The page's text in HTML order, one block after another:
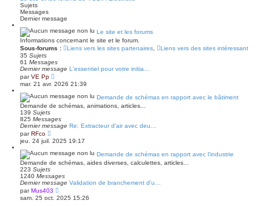
s
a
e
e
n
e
m
e
s
a
g
Sujets
Messages
Dernier message
Le site et les forums
Informations concernant le site et le forum.
Sous-forums :
Liens vers les sites partenaires
Liens vers des sites intéressant
35 Sujets
61 Messages
Dernier message L'essentiel pour votre initia…
parVE Pp
o
i
r
e
e
r
i
r
m
s
s
a
g
e
mar. 21 avr. 2026 21:39
Demande de schémas en rapport avec le bâtiment
Demande de schémas, animations, articles...
139 Sujets
825 Messages
Dernier message Re: Extracteur d'air avec deu…
parRFco
o
r
e
e
r
n
i
jeu. 24 juil. 2025 19:17
Demande de schémas en rapport avec l'industrie
Demande de schémas, aides diverses, calculettes, articles...
223 Sujets
1240 Messages
Dernier message Validation de branchement d'u…
parMus403
o
i
sam. 25 oct. 2025 15:26